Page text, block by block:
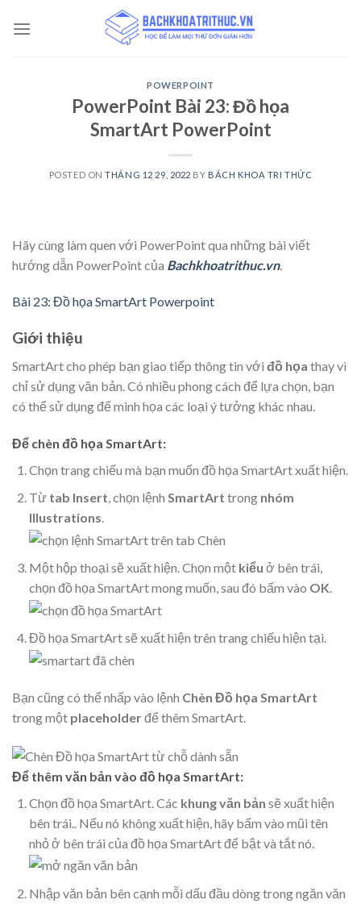
POWERPOINT
PowerPoint Bài 23: Đồ họa
SmartArt PowerPoint
POSTED ONTHÁNG 12 29, 2022 BY BÁCH KHOA TRI THỨC
Hãy cùng làm quen với PowerPoint qua những bài viết
hướng dẫn PowerPoint của Bachkhoatrithuc.vn.
Bài 23: Đồ họa SmartArt Powerpoint
Giới thiệu
SmartArt cho phép bạn giao tiếp thông tin với đồ họa thay vì
chỉ sử dụng văn bản. Có nhiều phong cách để lựa chọn, bạn
có thể sử dụng để minh họa các loại ý tưởng khác nhau.
Để chèn đồ họa SmartArt:
Chọn trang chiếu mà bạn muốn đồ họa SmartArt xuất hiện.
Từ tab Insert, chọn lệnh SmartArt trong nhóm
Illustrations.
Một hộp thoại sẽ xuất hiện. Chọn một kiểu ở bên trái,
chọn đồ họa SmartArt mong muốn, sau đó bấm vào OK.
Đồ họa SmartArt sẽ xuất hiện trên trang chiếu hiện tại.
Bạn cũng có thể nhấp vào lệnh Chèn Đồ họa SmartArt
trong một placeholderđể thêm SmartArt.
Để thêm văn bản vào đồ họa SmartArt:
Chọn đồ họa SmartArt. Các khung văn bản sẽ xuất hiện
bên trái. . Nếu nó không xuất hiện, hãy bấm vào mũi tên
nhỏ ở bên trái của đồ họa SmartArt để bật và tắt nó.
Nhập văn bản bên cạnh mỗi dấu đầu dòng trong ngăn văn